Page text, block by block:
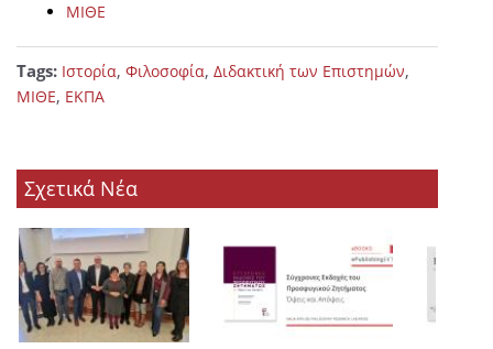
ΜΙΘΕ
Tags: Ιστορία, Φιλοσοφία, Διδακτική των Επιστημών,
ΜΙΘΕ, ΕΚΠΑ
Σχετικά Νέα